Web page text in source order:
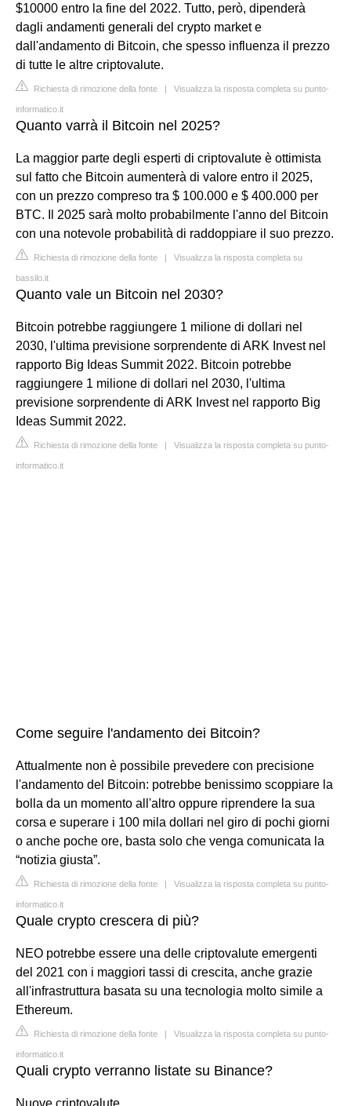
$10000 entro la fine del 2022. Tutto, però, dipenderà
dagli andamenti generali del crypto market e
dall'andamento di Bitcoin, che spesso influenza il prezzo
di tutte le altre criptovalute.
Richiesta di rimozione della fonte | Visualizza la risposta completa su punto-
informatico.it
Quanto varrà il Bitcoin nel 2025?
La maggior parte degli esperti di criptovalute è ottimista
sul fatto che Bitcoin aumenterà di valore entro il 2025,
con un prezzo compreso tra $ 100.000 e $ 400.000 per
BTC. Il 2025 sarà molto probabilmente l'anno del Bitcoin
con una notevole probabilità di raddoppiare il suo prezzo.
Richiesta di rimozione della fonte | Visualizza la risposta completa su
bassilo.it
Quanto vale un Bitcoin nel 2030?
Bitcoin potrebbe raggiungere 1 milione di dollari nel
2030, l'ultima previsione sorprendente di ARK Invest nel
rapporto Big Ideas Summit 2022. Bitcoin potrebbe
raggiungere 1 milione di dollari nel 2030, l'ultima
previsione sorprendente di ARK Invest nel rapporto Big
Ideas Summit 2022.
Richiesta di rimozione della fonte | Visualizza la risposta completa su punto-
informatico.it
Come seguire l'andamento dei Bitcoin?
Attualmente non è possibile prevedere con precisione
l'andamento del Bitcoin: potrebbe benissimo scoppiare la
bolla da un momento all'altro oppure riprendere la sua
corsa e superare i 100 mila dollari nel giro di pochi giorni
o anche poche ore, basta solo che venga comunicata la
“notizia giusta”.
Richiesta di rimozione della fonte | Visualizza la risposta completa su punto-
informatico.it
Quale crypto crescera di più?
NEO potrebbe essere una delle criptovalute emergenti
del 2021 con i maggiori tassi di crescita, anche grazie
all'infrastruttura basata su una tecnologia molto simile a
Ethereum.
Richiesta di rimozione della fonte | Visualizza la risposta completa su punto-
informatico.it
Quali crypto verranno listate su Binance?
Nuove criptovalute